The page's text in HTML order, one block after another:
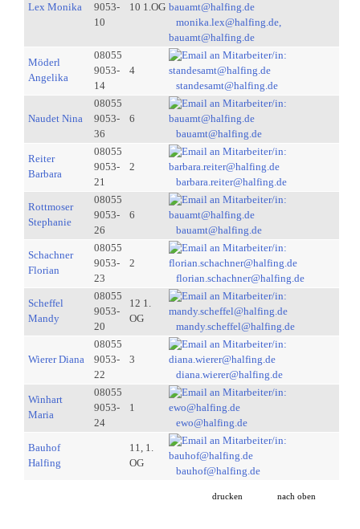
Lex Monika
9053-
10
10 1.OG
monika.lex@halfing.de,
bauamt@halfing.de
Möderl
Angelika
08055
9053-
14
4
standesamt@halfing.de
Naudet Nina
08055
9053-
36
6
bauamt@halfing.de
Reiter
Barbara
08055
9053-
21
2
barbara.reiter@halfing.de
Rottmoser
Stephanie
08055
9053-
26
6
bauamt@halfing.de
Schachner
Florian
08055
9053-
23
2
florian.schachner@halfing.de
Scheffel
Mandy
08055
9053-
20
12 1.
OG
mandy.scheffel@halfing.de
Wierer Diana
08055
9053-
22
3
diana.wierer@halfing.de
Winhart
Maria
08055
9053-
24
1
ewo@halfing.de
Bauhof
Halfing
11, 1.
OG
bauhof@halfing.de
drucken nach oben